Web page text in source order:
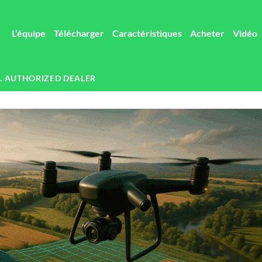
L’équipe Télécharger Caractéristiques Acheter Vidéo
AUTHORIZED DEALER